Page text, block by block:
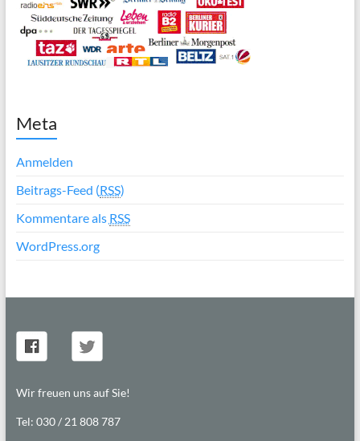
Meta
Anmelden
Beitrags-Feed (RSS)
Kommentare als RSS
WordPress.org
Wir freuen uns auf Sie!
Tel: 030 / 21 808 787